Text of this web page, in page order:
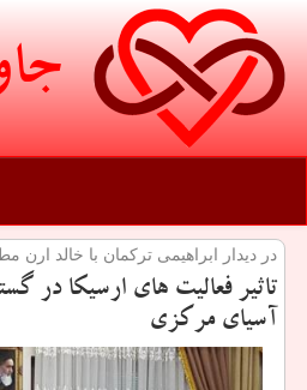
در دیدار ابراهیمی تركمان با خالد ارن
تاثیر فعالیت های ارسیكا در
آسیای مركزی